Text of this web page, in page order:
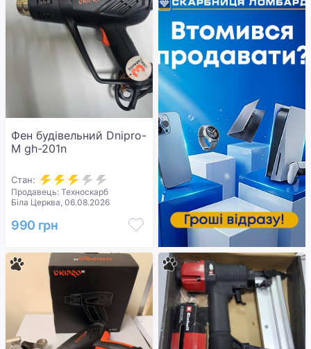
Фен будівельний Dnipro-
M gh-201n
Стан:
Продавець: Техноскарб
Біла Церква, 06.08.2026
990 грн